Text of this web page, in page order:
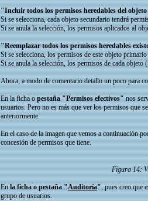
"Incluir todos los permisos heredables del
Si se selecciona, cada objeto secundario tendrá
Si se anula la selección, los permisos aplicados al
"Reemplazar todos los permisos heredables
Si se selecciona, los permisos de este objeto
Si se anula la selección, los permisos de cada
Ahora, a modo de comentario detallo un poco para
En la ficha opestaña "Permisos efectivos"nos
usuarios. Pero no es más que ver los permisos que
anteriormente.
En el caso de la imagen que vemos a continuación
concesión de permisos que tiene.
Figura 14:
Enla ficha o pestaña "Auditoría", pues creo que
grupo de usuarios.